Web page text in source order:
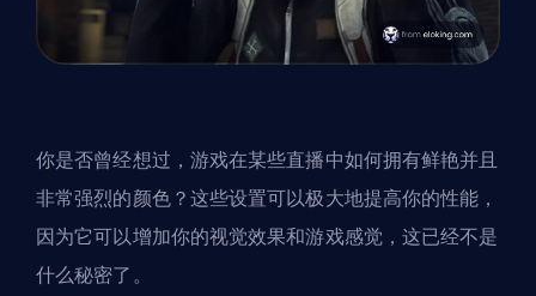
你是否曾经想过，游戏在某些直播中如何拥有鲜艳并且
非常强烈的颜色？这些设置可以极大地提高你的性能，
因为它可以增加你的视觉效果和游戏感觉，这已经不是
什么秘密了。